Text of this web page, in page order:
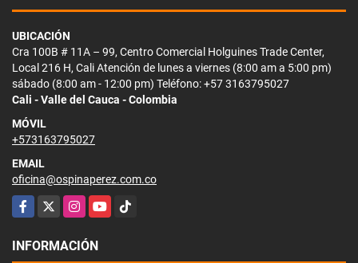
UBICACIÓN
Cra 100B # 11A – 99, Centro Comercial Holguines Trade Center,
Local 216 H, Cali Atención de lunes a viernes (8:00 am a 5:00 pm)
sábado (8:00 am - 12:00 pm) Teléfono: +57 3163795027
Cali - Valle del Cauca - Colombia
MÓVIL
+573163795027
EMAIL
oficina@ospinaperez.com.co
Facebook
X InstagramYouTubeTikTok
INFORMACIÓN